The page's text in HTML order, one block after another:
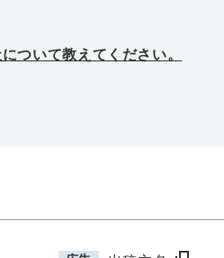
ついて教えてください。